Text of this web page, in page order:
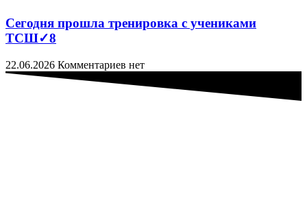
Сегодня прошла тренировка с учениками
ТСШ✓8
22.06.2026 Комментариев нет